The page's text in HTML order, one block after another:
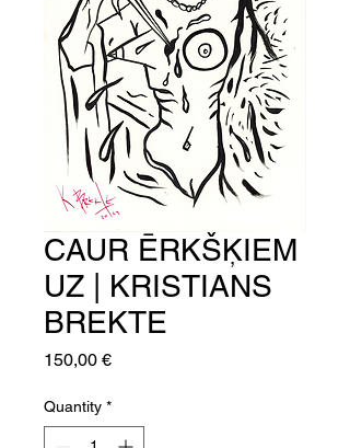
CAUR ĒRKŠĶIEM
UZ | KRISTIANS
BREKTE
150,00 €Price
Quantity *